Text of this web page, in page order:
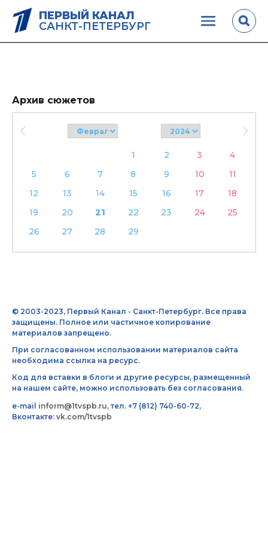
ПЕРВЫЙ КАНАЛ
САНКТ-ПЕТЕРБУРГ
Архив сюжетов
1 2 3
4
5
6 7 8 9 10
11
12
13 14 15 16 17
18
19
20 21 22 23 24
25
26
27 28 29
© 2003-2023, Первый Канал - Санкт-Петербург. Все права
защищены. Полное или частичное копирование
материалов запрещено.
При согласованном использовании материалов сайта
необходима ссылка на ресурс.
Код для вставки в блоги и другие ресурсы, размещенный
на нашем сайте, можно использовать без согласования.
e-mail inform@1tvspb.ru, тел. +7 (812) 740-60-72,
Вконтакте: vk.com/1tvspb